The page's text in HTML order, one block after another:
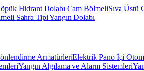
Hidrant Dolabı Cam BölmeliSıva Üstü
Sahra Tipi Yangın Dolabı
ArmatürleriElektrik Pano İçi
Yangın Algılama ve Alarm Sistemleri